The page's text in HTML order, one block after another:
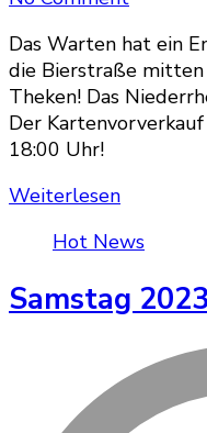
startet
am
Das Warten hat ein
die Bierstraße
Theken! Das
Der
18:00 Uhr!
Weiterlesen
Hot News
Samstag